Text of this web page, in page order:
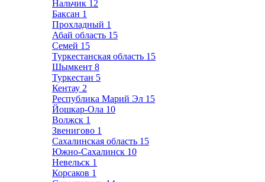
Нальчик 12
Баксан 1
Прохладный 1
Абай область 15
Семей 15
Туркестанская область 15
Шымкент 8
Туркестан 5
Кентау 2
Республика Марий Эл 15
Йошкар-Ола 10
Волжск 1
Звенигово 1
Сахалинская область 15
Южно-Сахалинск 10
Невельск 1
Корсаков 1